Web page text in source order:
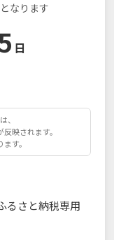
なります
日
、
映されます。
す。
るさと納税専用